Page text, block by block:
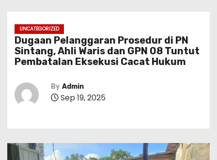
UNCATEGORIZED
Dugaan Pelanggaran Prosedur di PN
Sintang, Ahli Waris dan GPN 08 Tuntut
Pembatalan Eksekusi Cacat Hukum
By Admin
Sep 19, 2025